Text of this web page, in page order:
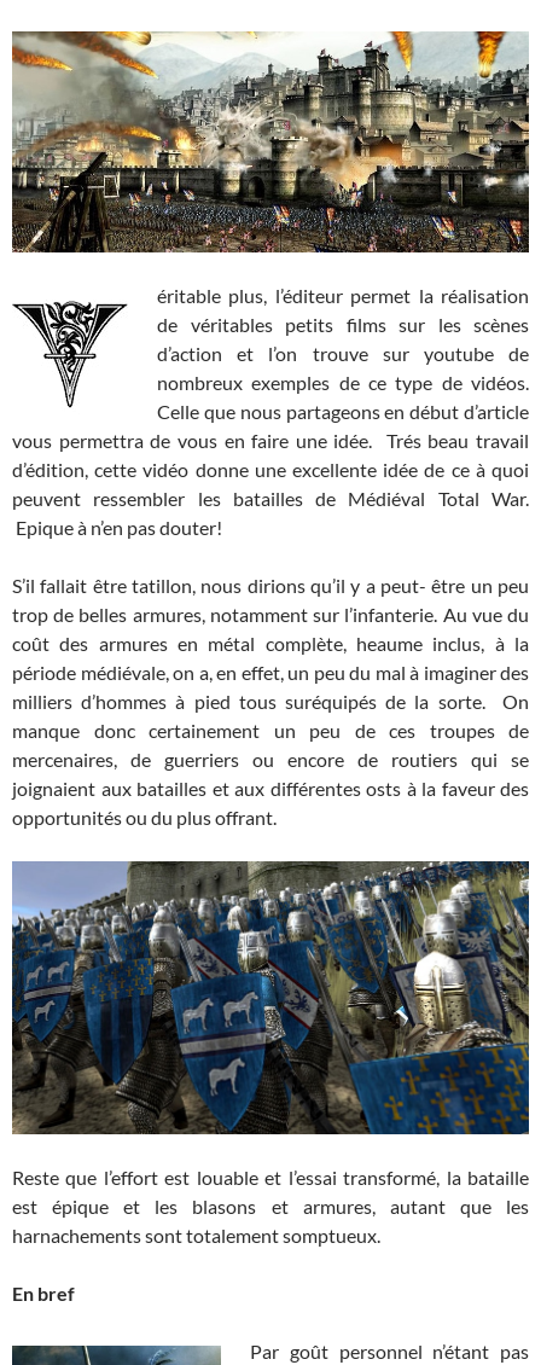
éritable plus, l’éditeur permet la réalisation
de véritables petits films sur les scènes
d’action et l’on trouve sur youtube de
nombreux exemples de ce type de vidéos.
Celle que nous partageons en début d’article
vous permettra de vous en faire une idée. Trés beau travail
d’édition, cette vidéo donne une excellente idée de ce à quoi
peuvent ressembler les batailles de Médiéval Total War.
Epique à n’en pas douter!
S’il fallait être tatillon, nous dirions qu’il y a peut- être un peu
trop de belles armures, notamment sur l’infanterie. Au vue du
coût des armures en métal complète, heaume inclus, à la
période médiévale, on a, en effet, un peu du mal à imaginer des
milliers d’hommes à pied tous suréquipés de la sorte. On
manque donc certainement un peu de ces troupes de
mercenaires, de guerriers ou encore de routiers qui se
joignaient aux batailles et aux différentes osts à la faveur des
opportunités ou du plus offrant.
Reste que l’effort est louable et l’essai transformé, la bataille
est épique et les blasons et armures, autant que les
harnachements sont totalement somptueux.
En bref
Par goût personnel n’étant pas